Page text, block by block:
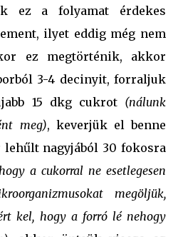
ez a folyamat érdekes
ilyet eddig még nem
ez megtörténik, akkor
3-4 decinyit, forraljuk
15 dkg cukrot (nálunk
meg), keverjük el benne
lehűlt nagyjából 30 fokosra
a cukorral ne esetlegesen
megöljük,
kel, hogy a forró lé nehogy